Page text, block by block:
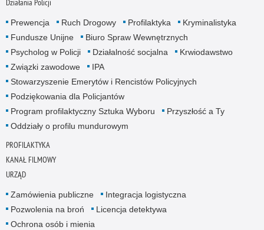
Działania Policji
Prewencja Ruch Drogowy Profilaktyka
Kryminalistyka
Fundusze Unijne
Biuro Spraw Wewnętrznych
Psycholog w Policji
Działalność socjalna
Krwiodawstwo
Związki zawodowe
IPA
Stowarzyszenie Emerytów i Rencistów Policyjnych
Podziękowania dla Policjantów
Program profilaktyczny Sztuka Wyboru
Przyszłość a Ty
Oddziały o profilu mundurowym
PROFILAKTYKA
KANAŁ FILMOWY
URZĄD
Zamówienia publiczne
Integracja logistyczna
Pozwolenia na broń
Licencja detektywa
Ochrona osób i mienia